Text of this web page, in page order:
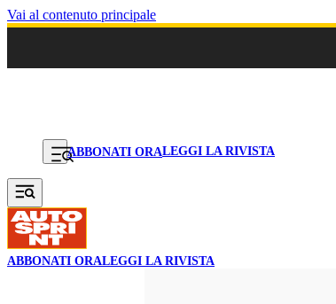
Vai al contenuto principale
ABBONATI ORALEGGI LA RIVISTA
ABBONATI ORALEGGI LA RIVISTA